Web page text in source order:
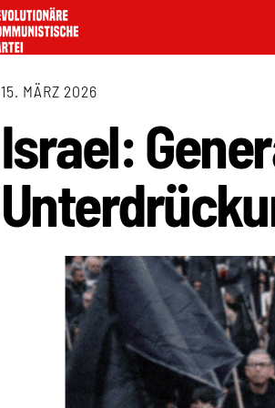
15. MÄRZ 2026
Israel: